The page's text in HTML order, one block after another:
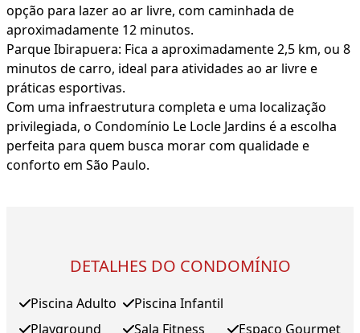
opção para lazer ao ar livre, com caminhada de
aproximadamente 12 minutos.
Parque Ibirapuera: Fica a aproximadamente 2,5 km, ou 8
minutos de carro, ideal para atividades ao ar livre e
práticas esportivas.
Com uma infraestrutura completa e uma localização
privilegiada, o Condomínio Le Locle Jardins é a escolha
perfeita para quem busca morar com qualidade e
conforto em São Paulo.
DETALHES DO CONDOMÍNIO
Piscina Adulto
Playground
Piscina Infantil
Sala Fitness
Espaco Gourmet